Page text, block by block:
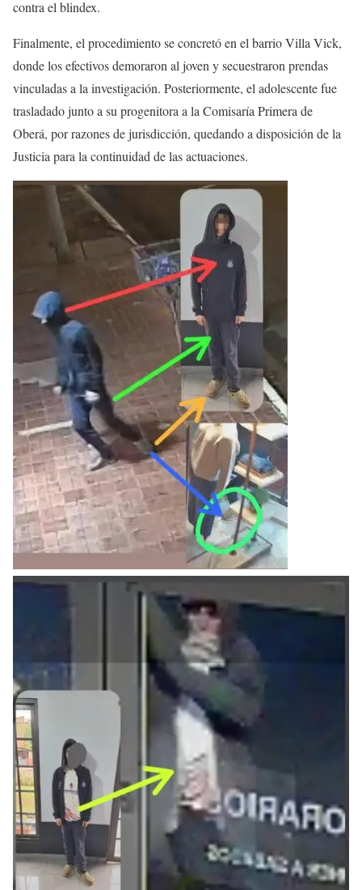
contra el blindex.
Finalmente, el procedimiento se concretó en el barrio Villa Vick,
donde los efectivos demoraron al joven y secuestraron prendas
vinculadas a la investigación. Posteriormente, el adolescente fue
trasladado junto a su progenitora a la Comisaría Primera de
Oberá, por razones de jurisdicción, quedando a disposición de la
Justicia para la continuidad de las actuaciones.